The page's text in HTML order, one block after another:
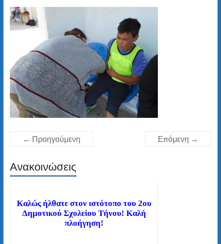
← Προηγούμενη Επόμενη →
Ανακοινώσεις
Καλώς ήλθατε στον ιστότοπο του 2ου
Δημοτικού Σχολείου Τήνου! Καλή